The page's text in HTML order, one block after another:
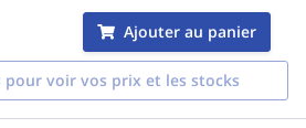
Ajouter au panier
pour voir vos prix et les stocks